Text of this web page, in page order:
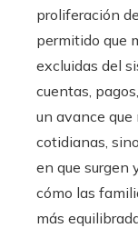
proliferación
permitido que
excluidas del
cuentas,
un avance
cotidianas,
en que surgen
cómo las
más